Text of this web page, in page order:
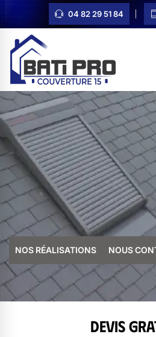
04 82 29 51 84
NOS RÉALISATIONS NOUS
Devis